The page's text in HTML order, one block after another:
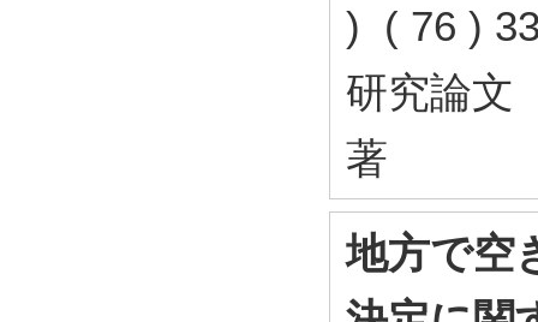
) ( 76 )
研究論文
著
地方で空